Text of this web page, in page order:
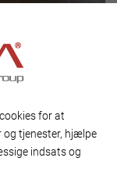
for at
og tjenester, hjælpe
indsats og